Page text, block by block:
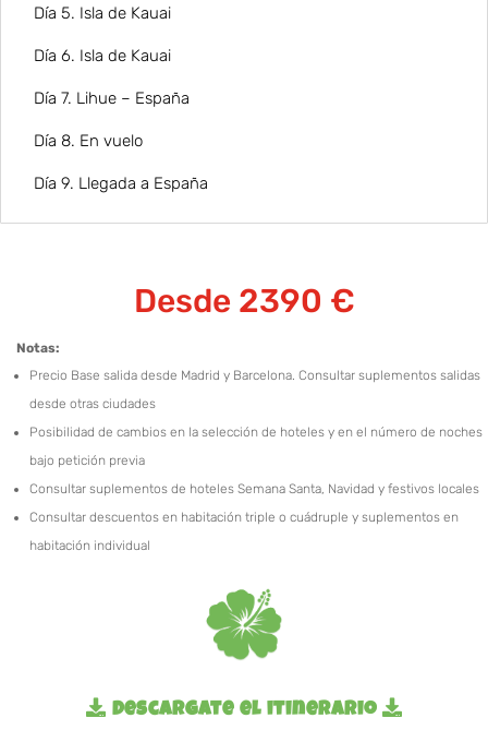
Día 5. Isla de Kauai
Día 6. Isla de Kauai
Día 7. Lihue – España
Día 8. En vuelo
Día 9. Llegada a España
Desde 2390 €
Notas:
Precio Base salida desde Madrid y Barcelona. Consultar suplementos salidas
desde otras ciudades
Posibilidad de cambios en la selección de hoteles y en el número de noches
bajo petición previa
Consultar suplementos de hoteles Semana Santa, Navidad y festivos locales
Consultar descuentos en habitación triple o cuádruple y suplementos en
habitación individual
Descargate el itinerario